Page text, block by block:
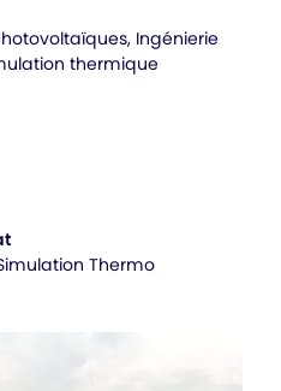
Ingénierie
thermique
Thermo